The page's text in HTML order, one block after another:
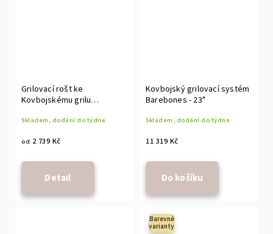
Grilovací rošt ke
Kovbojskému grilu
Skladem, dodání do týdne
od 2 739 Kč
Detail
Kovbojský grilovací systém
Barebones - 23"
Skladem, dodání do týdne
11 319 Kč
Do košíku
Barevné
varianty